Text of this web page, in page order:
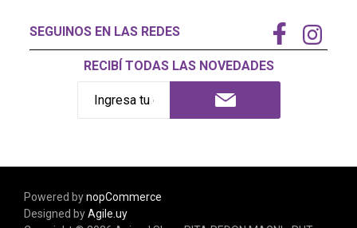
SEGUINOS EN LAS REDES
RECIBÍ TODAS LAS NOVEDADES
Powered bynopCommerce
Designed byAgile.uy